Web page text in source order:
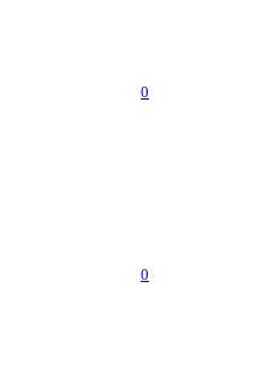
0
0